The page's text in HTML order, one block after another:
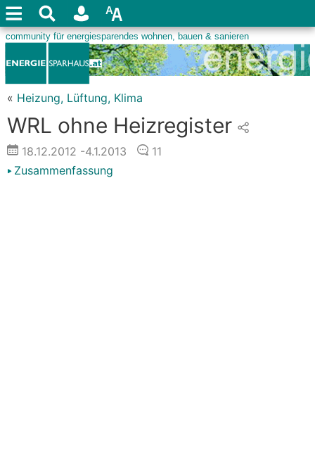
« Heizung, Lüftung, Klima
WRL ohne Heizregister
18.12.2012 -4.1.2013
11
Zusammenfassung